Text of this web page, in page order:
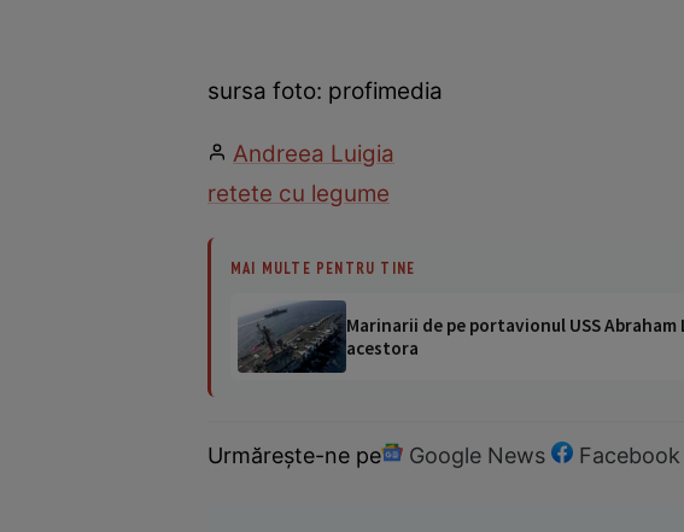
sursa foto: profimedia
Andreea Luigia
retete cu legume
MAI MULTE PENTRU TINE
Marinarii de pe portavionul USS
acestora
Urmărește-ne pe Google News Facebook